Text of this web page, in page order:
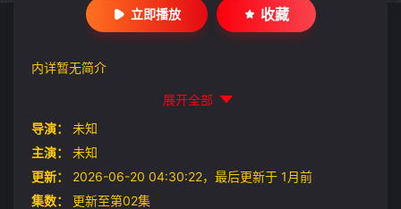
立即播放 收藏
内详暂无简介
展开全部
导演：
未知
主演：
未知
更新：
2026-06-20 04:30:22，最后更新于 1月前
集数：
更新至第02集